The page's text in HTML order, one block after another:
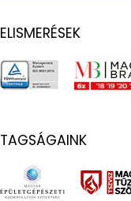
ELISMERÉSEK
TAGSÁGAINK